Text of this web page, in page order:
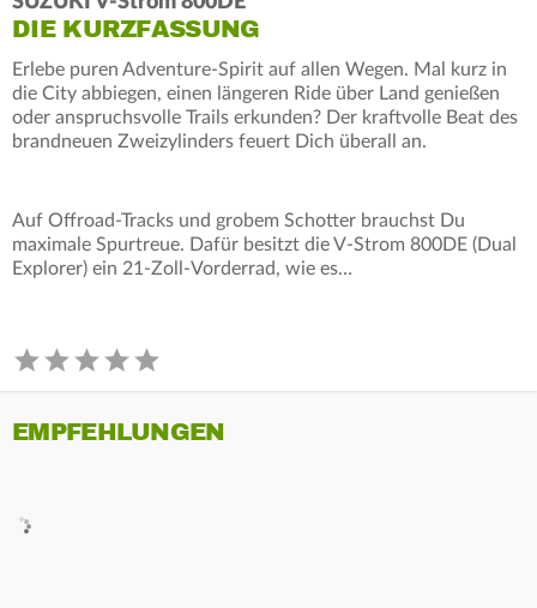
DIE KURZFASSUNG
Erlebe puren Adventure-Spirit auf allen Wegen. Mal kurz in
die City abbiegen, einen längeren Ride über Land genießen
oder anspruchsvolle Trails erkunden? Der kraftvolle Beat des
brandneuen Zweizylinders feuert Dich überall an.
Auf Offroad-Tracks und grobem Schotter brauchst Du
maximale Spurtreue. Dafür besitzt die V-Strom 800DE (Dual
Explorer) ein 21-Zoll-Vorderrad, wie es…
EMPFEHLUNGEN